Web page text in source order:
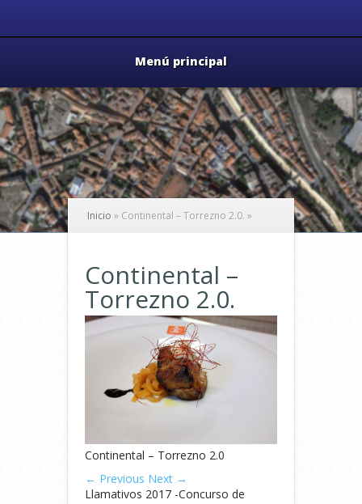
Menú principal
Inicio » Continental – Torrezno 2.0. »
Continental –
Torrezno 2.0.
Continental – Torrezno 2.0
← Previous Next →
Llamativos 2017 -Concurso de